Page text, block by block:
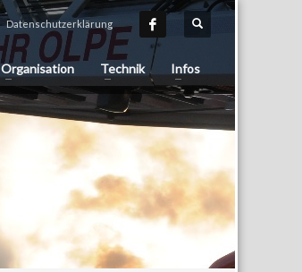
Datenschutzerklärung
Organisation Technik Infos